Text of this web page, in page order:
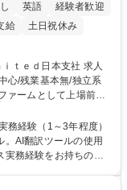
英語
経験者歓迎
給 土日祝休み
ｅｄ日本支社 求人
心/残業基本無/独立系
任せします。基礎的な
任担当として広く活躍
等を使用しての対応で
務経験（1～3年程度）
AI翻訳ツールの使用
実務経験をお持ちの方